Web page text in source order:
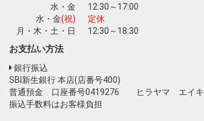
水・金
12:30～17:00
水・金(祝)
定休
月・木・土・日
12:30～18:30
お支払い方法
銀行振込
SBI新生銀行 本店(店番号400)
普通預金 口座番号0419276 ヒラヤマ エイキ
振込手数料はお客様負担